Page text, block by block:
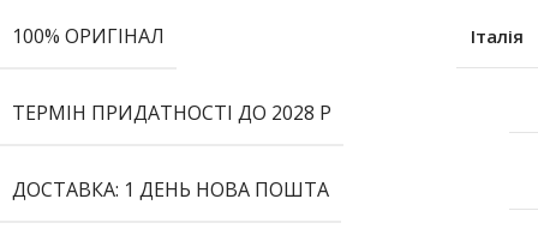
100% ОРИГІНАЛ Італія
ТЕРМІН ПРИДАТНОСТІ ДО 2028 Р
ДОСТАВКА: 1 ДЕНЬ НОВА ПОШТА